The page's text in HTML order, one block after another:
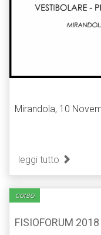
Mirandola, 10
leggi tutto
corso
FISIOFORUM